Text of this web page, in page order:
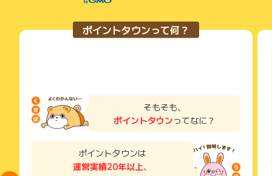
ポイントタウンって何？
そもそも、
ポイントタウンってなに？
ポイントタウンは
運営実績20年以上、